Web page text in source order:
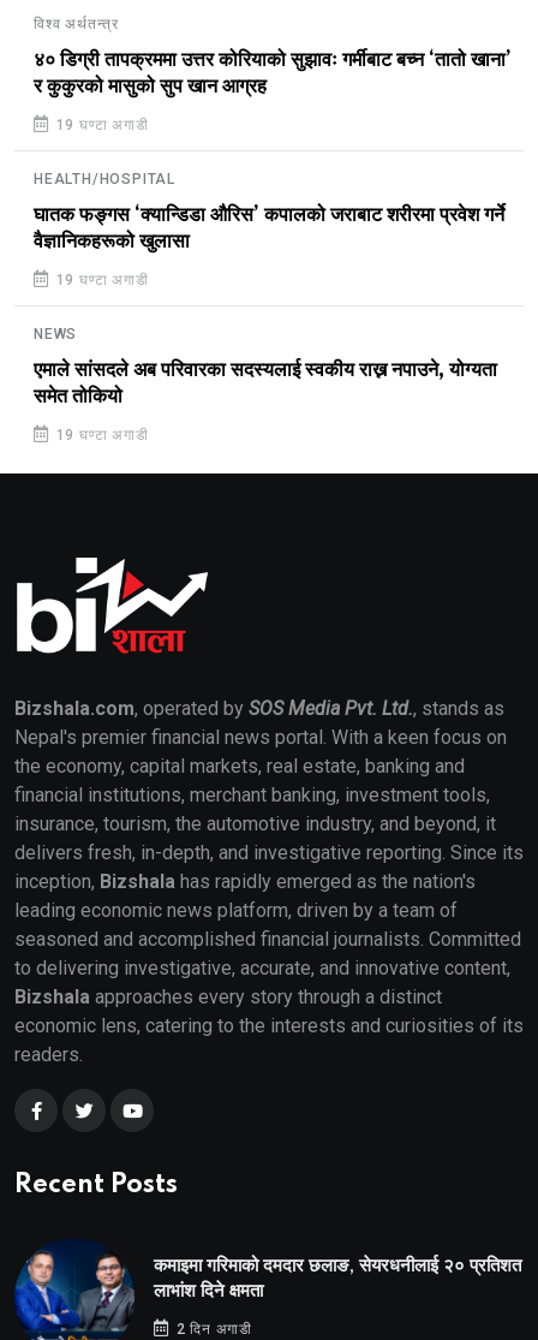
विश्व अर्थतन्त्र
४० डिग्री तापक्रममा उत्तर कोरियाको सुझावः गर्मीबाट बच्न ‘तातो खाना’
र कुकुरको मासुको सुप खान आग्रह
19 घण्टा अगाडी
HEALTH/HOSPITAL
घातक फङ्गस ‘क्यान्डिडा औरिस’ कपालको जराबाट शरीरमा प्रवेश गर्ने
वैज्ञानिकहरूको खुलासा
19 घण्टा अगाडी
NEWS
एमाले सांसदले अब परिवारका सदस्यलाई स्वकीय राख्न नपाउने, योग्यता
समेत तोकियो
19 घण्टा अगाडी
Bizshala.com, operated by SOS Media Pvt. Ltd., stands as
Nepal's premier financial news portal. With a keen focus on
the economy, capital markets, real estate, banking and
financial institutions, merchant banking, investment tools,
insurance, tourism, the automotive industry, and beyond, it
delivers fresh, in-depth, and investigative reporting. Since its
inception, Bizshala has rapidly emerged as the nation's
leading economic news platform, driven by a team of
seasoned and accomplished financial journalists. Committed
to delivering investigative, accurate, and innovative content,
Bizshala approaches every story through a distinct
economic lens, catering to the interests and curiosities of its
readers.
Recent Posts
कमाइमा गरिमाको दमदार छलाङ, सेयरधनीलाई २० प्रतिशत
लाभांश दिने क्षमता
2 दिन अगाडी